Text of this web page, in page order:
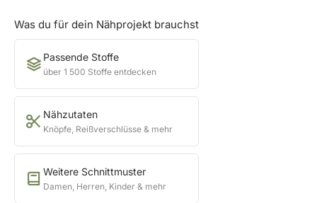
Was du für dein Nähprojekt brauchst
Passende Stoffe
über 1 500 Stoffe entdecken
Nähzutaten
Knöpfe, Reißverschlüsse & mehr
Weitere Schnittmuster
Damen, Herren, Kinder & mehr